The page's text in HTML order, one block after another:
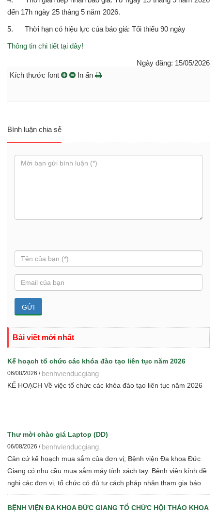
đến 17h ngày 25 tháng 5 năm 2026.
5. Thời hạn có hiệu lực của báo giá: Tối thiểu 90 ngày
Thông tin chi tiết tại đây!
Ngày đăng: 15/05/2026
Kích thước font
In ấn
Bình luận chia sẻ
Bài viết mới nhất
Kế hoạch tổ chức các khóa đào tạo liên tục năm 2026
06/08/2026 / benhvienducgiang
KẾ HOẠCH Về việc tổ chức các khóa đào tạo liên tục năm 2026
Thư mời chào giá Laptop (DD)
06/08/2026 / benhvienducgiang
Căn cứ kế hoạch mua sắm của đơn vị; Bệnh viện Đa khoa Đức
Giang có nhu cầu mua sắm máy tính xách tay. Bệnh viện kính đề
nghị các đơn vị, tổ chức có đủ tư cách pháp nhân tham gia báo
giá cạnh tranh để Bệnh viện thực hiện các bước đấu thầu theo
quy định hiện hành
BỆNH VIỆN ĐA KHOA ĐỨC GIANG TỔ CHỨC HỘI THẢO KHOA